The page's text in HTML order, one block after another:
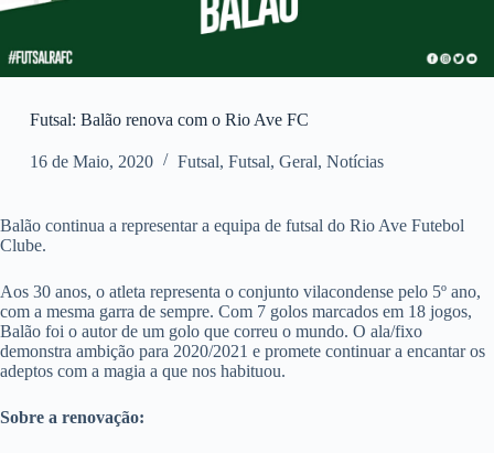
Futsal: Balão renova com o Rio Ave FC
16 de Maio, 2020 Futsal, Futsal, Geral, Notícias
Balão continua a representar a equipa de futsal do Rio Ave Futebol
Clube.
Aos 30 anos, o atleta representa o conjunto vilacondense pelo 5º ano,
com a mesma garra de sempre. Com 7 golos marcados em 18 jogos,
Balão foi o autor de um golo que correu o mundo. O ala/fixo
demonstra ambição para 2020/2021 e promete continuar a encantar os
adeptos com a magia a que nos habituou.
Sobre a renovação: